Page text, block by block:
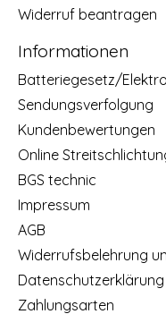
Widerruf beantragen
Informationen
Batteriegesetz/
Sendungsverfolgung
Kundenbewertungen
Online
BGS technic
Impressum
AGB
Widerrufsbelehrung
Datenschutzerklärung
Zahlungsarten